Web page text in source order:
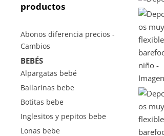
productos
Abonos diferencia precios -
Cambios
BEBÉS
Alpargatas bebé
Bailarinas bebe
Botitas bebe
Inglesitos y pepitos bebe
Lonas bebe